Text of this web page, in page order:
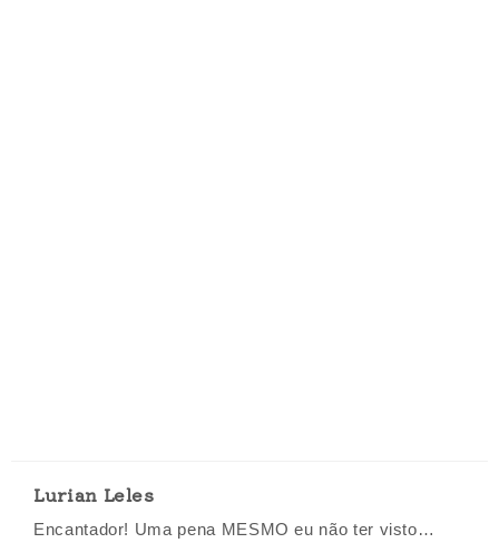
Lurian Leles
Encantador! Uma pena MESMO eu não ter visto…